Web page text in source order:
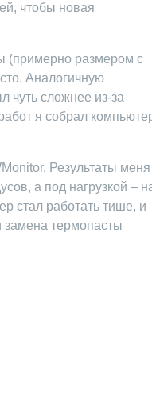
чтобы новая
(примерно размером с
Аналогичную
чуть сложнее из-за
я собрал
Результаты меня
а под нагрузкой –
стал работать тише, и
замена термопасты